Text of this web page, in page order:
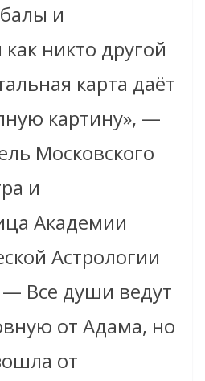
и
никто другой
карта даёт
картину», —
Московского
и
Академии
Астрологии
Все души ведут
от Адама, но
от